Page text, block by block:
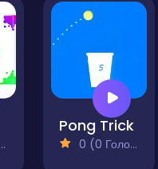
Pong Trick
0 (0 Голосів)